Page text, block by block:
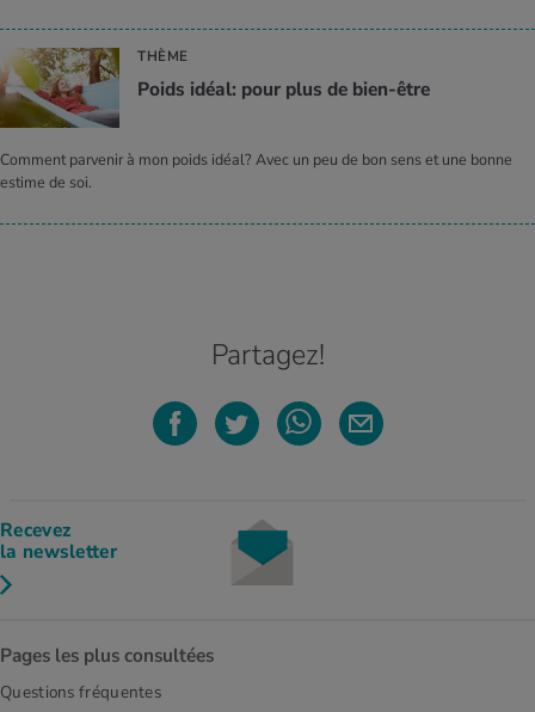
THÈME
Poids idéal: pour plus de bien-être
Comment parvenir à mon poids idéal? Avec un peu de bon sens et une bonne
estime de soi.
Partagez!
Recevez
la newsletter
Pages les plus consultées
Questions fréquentes